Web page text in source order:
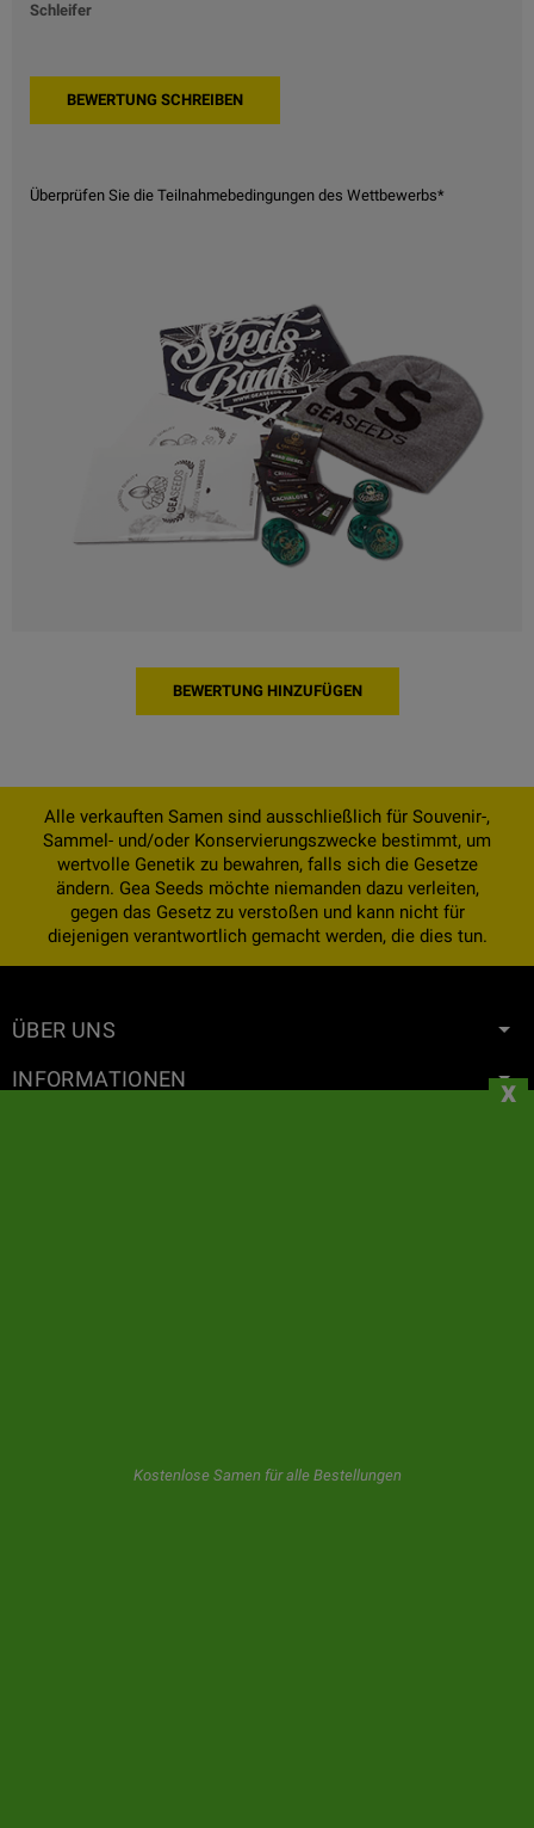
Schleifer
Überprüfen Sie die Teilnahmebedingungen des Wettbewerbs*
BEWERTUNG HINZUFÜGEN
Alle verkauften Samen sind ausschließlich für Souvenir-,
Sammel- und/oder Konservierungszwecke bestimmt, um
wertvolle Genetik zu bewahren, falls sich die Gesetze
ändern. Gea Seeds möchte niemanden dazu verleiten,
gegen das Gesetz zu verstoßen und kann nicht für
diejenigen verantwortlich gemacht werden, die dies tun.
ÜBER UNS
INFORMATIONEN
Kostenlose Samen für alle Bestellungen
x